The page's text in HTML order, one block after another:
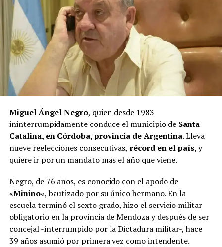
Miguel Ángel Negro, quien desde 1983
ininterrumpidamente conduce el municipio deSanta
Catalina, en Córdoba, provincia de Argentina. Lleva
nueve reelecciones consecutivas, récord en el país,y
quiere ir por un mandato más el año que viene.
Negro, de 76 años, es conocido con el apodo de
«Minino«, bautizado por su único hermano. En la
escuela terminó el sexto grado, hizo el servicio militar
obligatorio en la provincia de Mendoza y después de ser
concejal -interrumpido por la Dictadura militar-, hace
39 años asumió por primera vez como intendente.